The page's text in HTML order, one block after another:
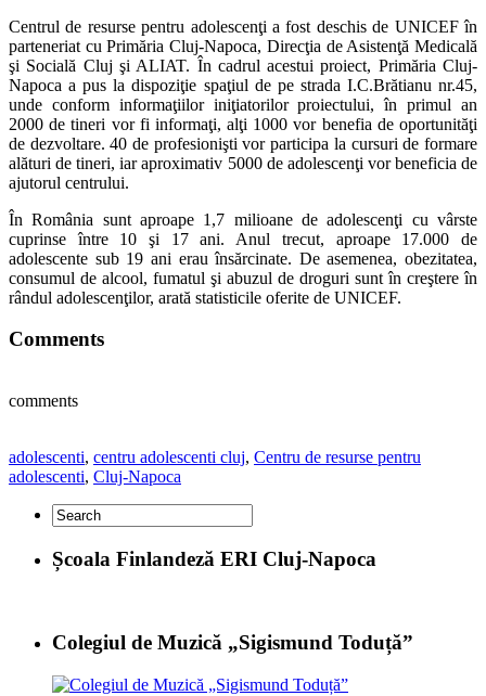
Centrul de resurse pentru adolescenţi a fost deschis de UNICEF în
parteneriat cu Primăria Cluj-Napoca, Direcţia de Asistenţă Medicală
şi Socială Cluj şi ALIAT. În cadrul acestui proiect, Primăria Cluj-
Napoca a pus la dispoziţie spaţiul de pe strada I.C.Brătianu nr.45,
unde conform informaţiilor iniţiatorilor proiectului, în primul an
2000 de tineri vor fi informaţi, alţi 1000 vor benefia de oportunităţi
de dezvoltare. 40 de profesionişti vor participa la cursuri de formare
alături de tineri, iar aproximativ 5000 de adolescenţi vor beneficia de
ajutorul centrului.
În România sunt aproape 1,7 milioane de adolescenţi cu vârste
cuprinse între 10 şi 17 ani. Anul trecut, aproape 17.000 de
adolescente sub 19 ani erau însărcinate. De asemenea, ­obezitatea,
consumul de alcool, fumatul şi abuzul de droguri sunt în creştere în
rândul ­adolescenţilor, arată statisticile oferite de UNICEF.
Comments
comments
adolescenti, centru adolescenti cluj, Centru de resurse pentru
adolescenti, Cluj-Napoca
Școala Finlandeză ERI Cluj-Napoca
Colegiul de Muzică „Sigismund Toduță”